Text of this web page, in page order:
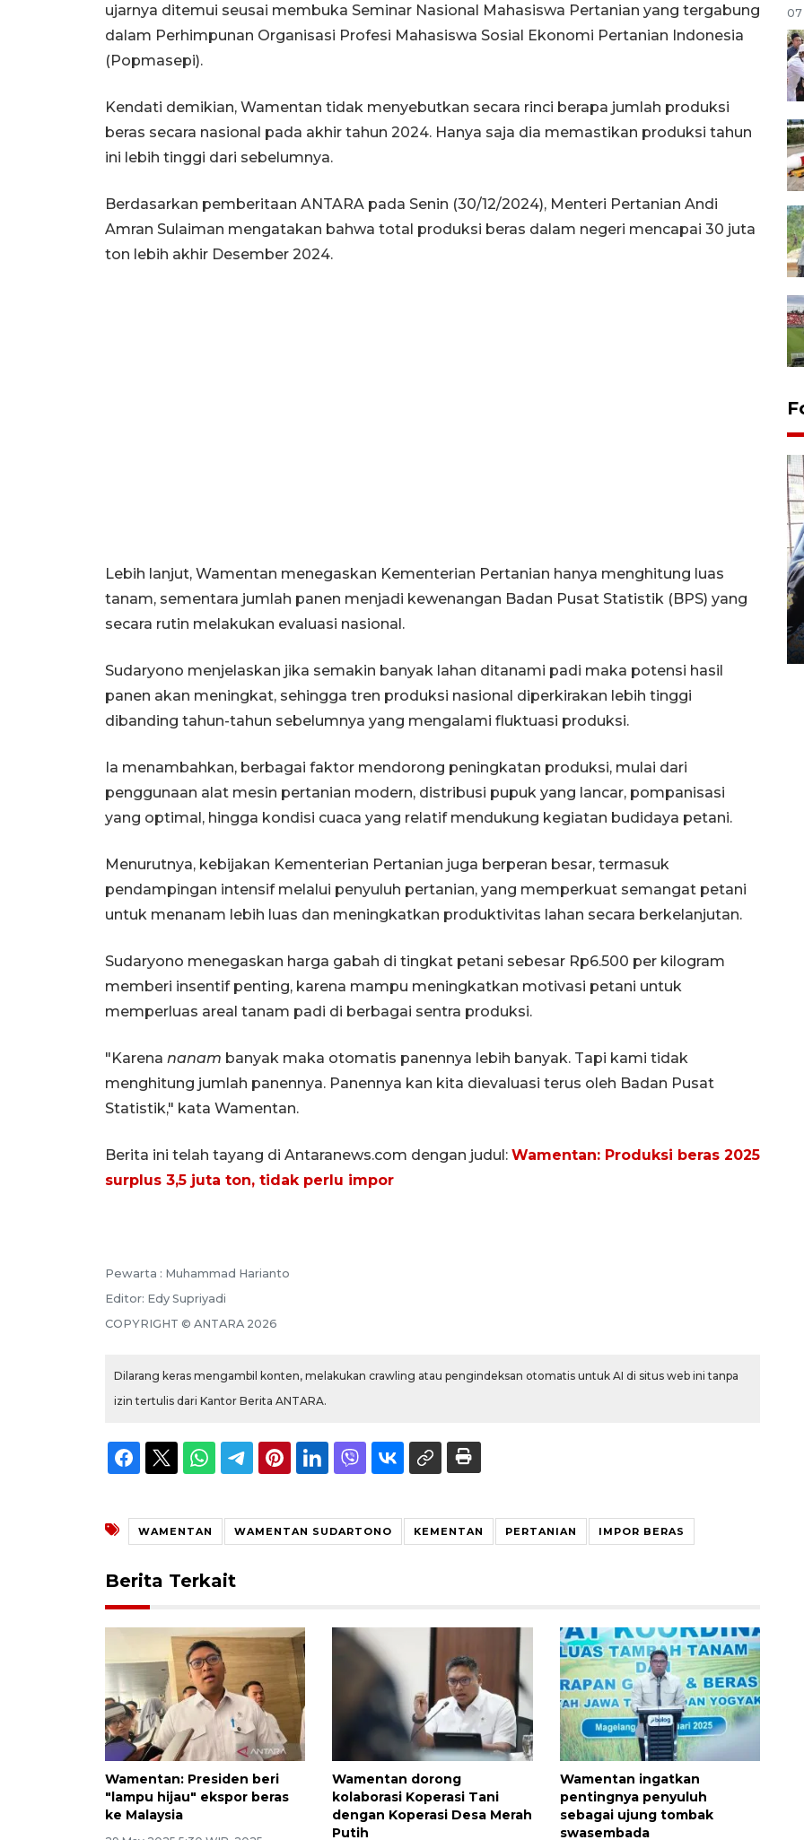
ujarnya ditemui seusai membuka Seminar Nasional Mahasiswa Pertanian yang tergabung
dalam Perhimpunan Organisasi Profesi Mahasiswa Sosial Ekonomi Pertanian Indonesia
(Popmasepi).
Kendati demikian, Wamentan tidak menyebutkan secara rinci berapa jumlah produksi
beras secara nasional pada akhir tahun 2024. Hanya saja dia memastikan produksi tahun
ini lebih tinggi dari sebelumnya.
Berdasarkan pemberitaan ANTARA pada Senin (30/12/2024), Menteri Pertanian Andi
Amran Sulaiman mengatakan bahwa total produksi beras dalam negeri mencapai 30 juta
ton lebih akhir Desember 2024.
Lebih lanjut, Wamentan menegaskan Kementerian Pertanian hanya menghitung luas
tanam, sementara jumlah panen menjadi kewenangan Badan Pusat Statistik (BPS) yang
secara rutin melakukan evaluasi nasional.
Sudaryono menjelaskan jika semakin banyak lahan ditanami padi maka potensi hasil
panen akan meningkat, sehingga tren produksi nasional diperkirakan lebih tinggi
dibanding tahun-tahun sebelumnya yang mengalami fluktuasi produksi.
Ia menambahkan, berbagai faktor mendorong peningkatan produksi, mulai dari
penggunaan alat mesin pertanian modern, distribusi pupuk yang lancar, pompanisasi
yang optimal, hingga kondisi cuaca yang relatif mendukung kegiatan budidaya petani.
Menurutnya, kebijakan Kementerian Pertanian juga berperan besar, termasuk
pendampingan intensif melalui penyuluh pertanian, yang memperkuat semangat petani
untuk menanam lebih luas dan meningkatkan produktivitas lahan secara berkelanjutan.
Sudaryono menegaskan harga gabah di tingkat petani sebesar Rp6.500 per kilogram
memberi insentif penting, karena mampu meningkatkan motivasi petani untuk
memperluas areal tanam padi di berbagai sentra produksi.
"Karena nanam banyak maka otomatis panennya lebih banyak. Tapi kami tidak
menghitung jumlah panennya. Panennya kan kita dievaluasi terus oleh Badan Pusat
Statistik," kata Wamentan.
Berita ini telah tayang di Antaranews.com dengan judul: Wamentan: Produksi beras 2025
surplus 3,5 juta ton, tidak perlu impor
Pewarta : Muhammad Harianto
Editor: Edy Supriyadi
COPYRIGHT © ANTARA 2026
Dilarang keras mengambil konten, melakukan crawling atau pengindeksan otomatis untuk AI di situs web ini tanpa
izin tertulis dari Kantor Berita ANTARA.
WAMENTAN WAMENTAN SUDARTONO KEMENTAN PERTANIAN IMPOR BERAS
Berita Terkait
Wamentan: Presiden beri
"lampu hijau" ekspor beras
ke Malaysia
Wamentan dorong
kolaborasi Koperasi Tani
dengan Koperasi Desa Merah
Putih
Wamentan ingatkan
pentingnya penyuluh
sebagai ujung tombak
swasembada
07
Tingkat hunian hotel di
Lampung naik pada Maret